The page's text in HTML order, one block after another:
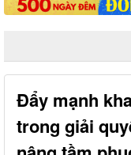
Đẩy mạnh
trong giải